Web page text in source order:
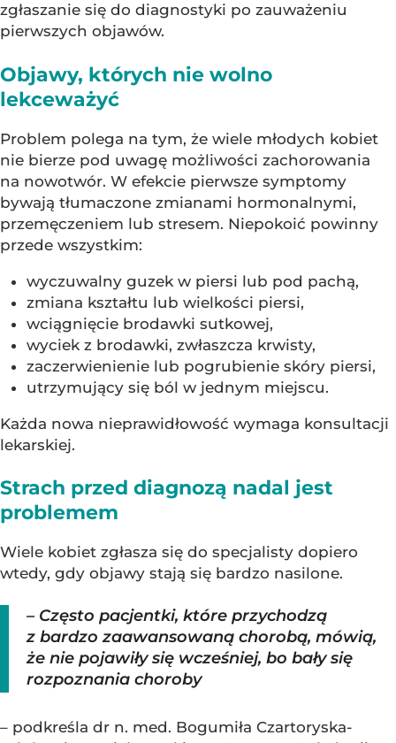
zgłaszanie się do diagnostyki po zauważeniu
pierwszych objawów.
Objawy, których nie wolno
lekceważyć
Problem polega na tym, że wiele młodych kobiet
nie bierze pod uwagę możliwości zachorowania
na nowotwór. W efekcie pierwsze symptomy
bywają tłumaczone zmianami hormonalnymi,
przemęczeniem lub stresem. Niepokoić powinny
przede wszystkim:
wyczuwalny guzek w piersi lub pod pachą,
zmiana kształtu lub wielkości piersi,
wciągnięcie brodawki sutkowej,
wyciek z brodawki, zwłaszcza krwisty,
zaczerwienienie lub pogrubienie skóry piersi,
utrzymujący się ból w jednym miejscu.
Każda nowa nieprawidłowość wymaga konsultacji
lekarskiej.
Strach przed diagnozą nadal jest
problemem
Wiele kobiet zgłasza się do specjalisty dopiero
wtedy, gdy objawy stają się bardzo nasilone.
– Często pacjentki, które przychodzą
z bardzo zaawansowaną chorobą, mówią,
że nie pojawiły się wcześniej, bo bały się
rozpoznania choroby
– podkreśla dr n. med. Bogumiła Czartoryska-